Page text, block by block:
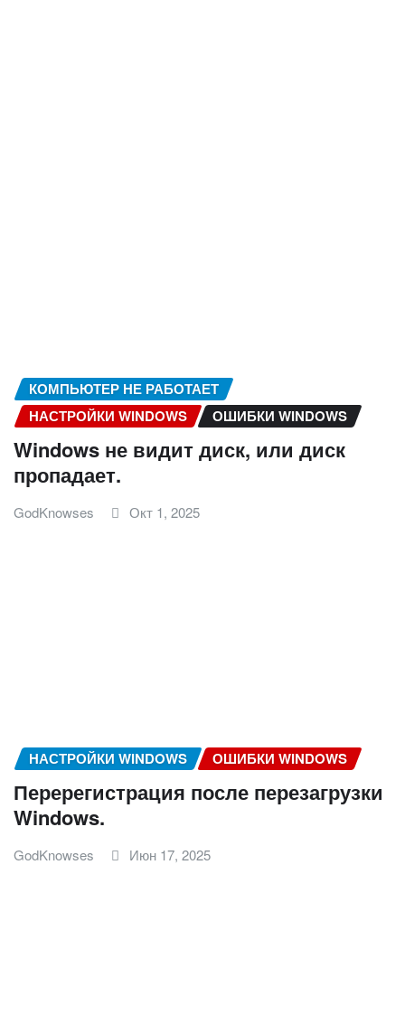
КОМПЬЮТЕР НЕ РАБОТАЕТ
НАСТРОЙКИ WINDOWS
ОШИБКИ WINDOWS
Windows не видит диск, или диск
пропадает.
GodKnowses Окт 1, 2025
НАСТРОЙКИ WINDOWS ОШИБКИ WINDOWS
Перерегистрация после перезагрузки
Windows.
GodKnowses Июн 17, 2025